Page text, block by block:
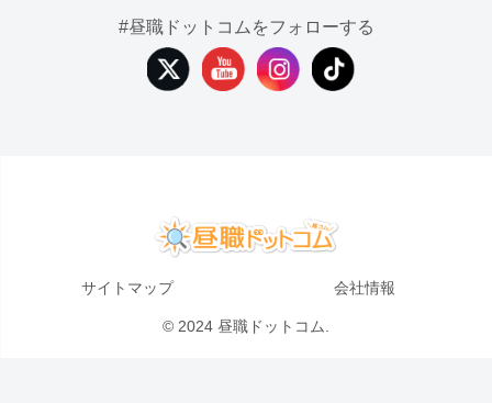
#昼職ドットコムをフォローする
サイトマップ 会社情報
© 2024 昼職ドットコム.